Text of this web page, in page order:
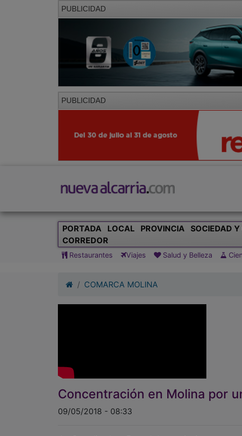
PUBLICIDAD
PUBLICIDAD
PORTADA LOCAL PROVINCIA SOCIEDAD
CORREDOR
Restaurantes Viajes Salud y Belleza
COMARCA MOLINA
Concentración en Molina por
09/05/2018 - 08:33